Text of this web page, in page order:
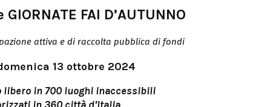
GIORNATE FAI D’AUTUNNO
attiva e di raccolta pubblica di fondi
13 ottobre 2024
libero in 700 luoghi inaccessibili
in 360 città d’Italia